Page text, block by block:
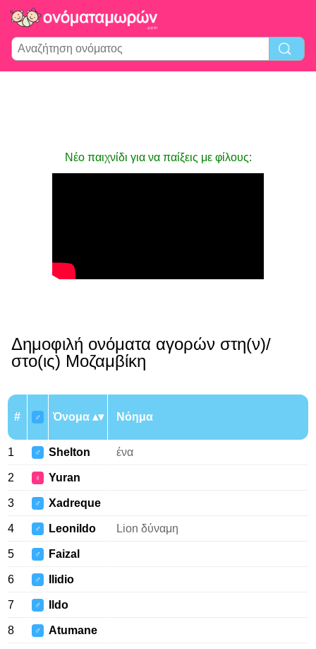
Νέο παιχνίδι για να παίξεις με φίλους:
Δημοφιλή ονόματα αγορών στη(ν)/
στο(ις) Μοζαμβίκη
# ♂ Όνομα Νόημα
1 ♂ Shelton ένα
2 ♀ Yuran
3 ♂ Xadreque
4 ♂ Leonildo Lion δύναμη
5 ♂ Faizal
6 ♂ Ilidio
7 ♂ Ildo
8 ♂ Atumane